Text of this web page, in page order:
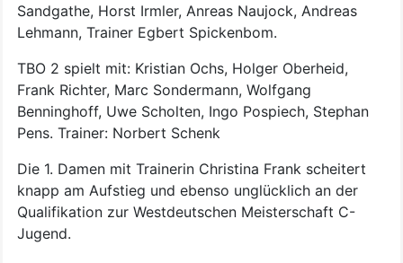
Sandgathe, Horst Irmler, Anreas Naujock, Andreas
Lehmann, Trainer Egbert Spickenbom.
TBO 2 spielt mit: Kristian Ochs, Holger Oberheid,
Frank Richter, Marc Sondermann, Wolfgang
Benninghoff, Uwe Scholten, Ingo Pospiech, Stephan
Pens. Trainer: Norbert Schenk
Die 1. Damen mit Trainerin Christina Frank scheitert
knapp am Aufstieg und ebenso unglücklich an der
Qualifikation zur Westdeutschen Meisterschaft C-
Jugend.